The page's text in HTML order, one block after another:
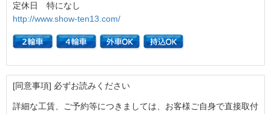
定休日 特になし
http://www.show-ten13.com/
[同意事項] 必ずお読みください
詳細な工賃、ご予約等につきましては、お客様ご自身で直接取付